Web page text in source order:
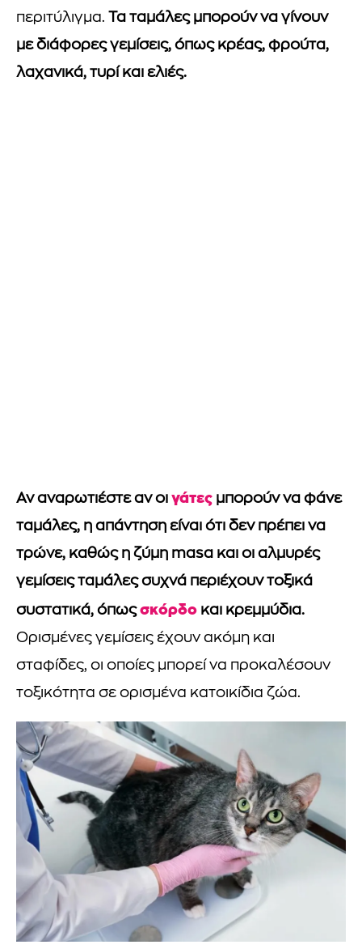
περιτύλιγμα. Τα ταμάλες μπορούν να γίνουν
με διάφορες γεμίσεις, όπως κρέας, φρούτα,
λαχανικά, τυρί και ελιές.
Αν αναρωτιέστε αν οι γάτες μπορούν να φάνε
ταμάλες, η απάντηση είναι ότι δεν πρέπει να
τρώνε, καθώς η ζύμη masa και οι αλμυρές
γεμίσεις ταμάλες συχνά περιέχουν τοξικά
συστατικά, όπωςσκόρδο και κρεμμύδια.
Ορισμένες γεμίσεις έχουν ακόμη και
σταφίδες, οι οποίες μπορεί να προκαλέσουν
τοξικότητα σε ορισμένα κατοικίδια ζώα.